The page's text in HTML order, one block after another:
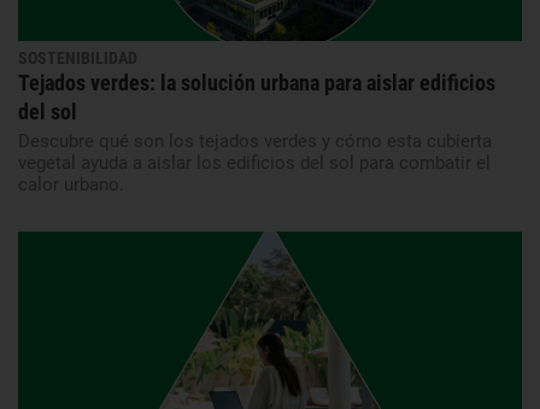
SOSTENIBILIDAD
Tejados verdes: la solución urbana para aislar edificios
del sol
Descubre qué son los tejados verdes y cómo esta cubierta
vegetal ayuda a aislar los edificios del sol para combatir el
calor urbano.